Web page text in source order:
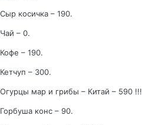
Сыр косичка – 190.
Чай – 0.
Кофе – 190.
Кетчуп – 300.
Огурцы мар и грибы – Китай – 590 !!!
Горбуша конс – 90.